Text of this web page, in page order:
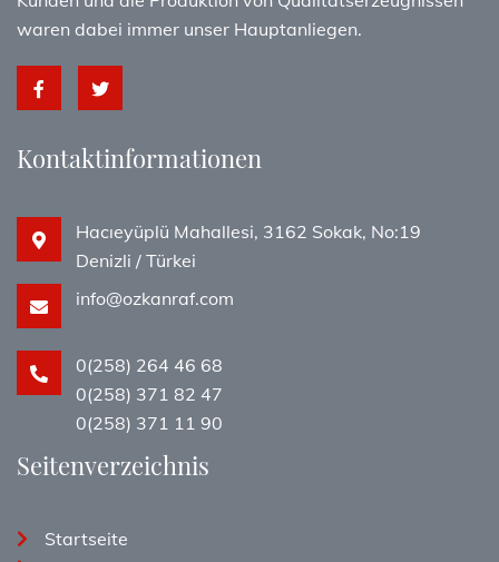
waren dabei immer unser Hauptanliegen.
Kontaktinformationen
Hacıeyüplü Mahallesi, 3162 Sokak, No:19
Denizli / Türkei
info@ozkanraf.com
0(258) 264 46 68
0(258) 371 82 47
0(258) 371 11 90
Seitenverzeichnis
Startseite